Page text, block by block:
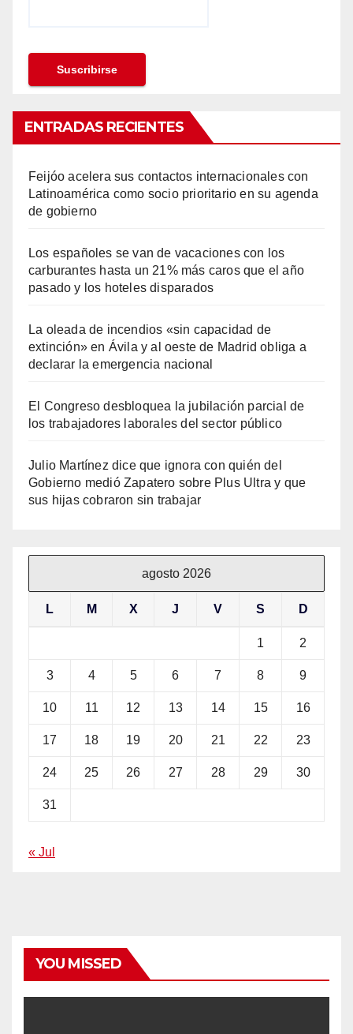
ENTRADAS RECIENTES
Feijóo acelera sus contactos internacionales con
Latinoamérica como socio prioritario en su agenda
de gobierno
Los españoles se van de vacaciones con los
carburantes hasta un 21% más caros que el año
pasado y los hoteles disparados
La oleada de incendios «sin capacidad de
extinción» en Ávila y al oeste de Madrid obliga a
declarar la emergencia nacional
El Congreso desbloquea la jubilación parcial de
los trabajadores laborales del sector público
Julio Martínez dice que ignora con quién del
Gobierno medió Zapatero sobre Plus Ultra y que
sus hijas cobraron sin trabajar
agosto 2026
L M X J V S D
1 2
3 4 5 6 7 8 9
10 11 12 13 14 15 16
17 18 19 20 21 22 23
24 25 26 27 28 29 30
31
« Jul
YOU MISSED